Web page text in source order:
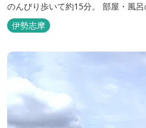
のんびり歩いて約15分。 部屋・風
のまま内宮の森へと連なっています
る・・そんな気持ちになる宿です。
なる３つの貸切露天風呂を楽しめま
伊勢志摩